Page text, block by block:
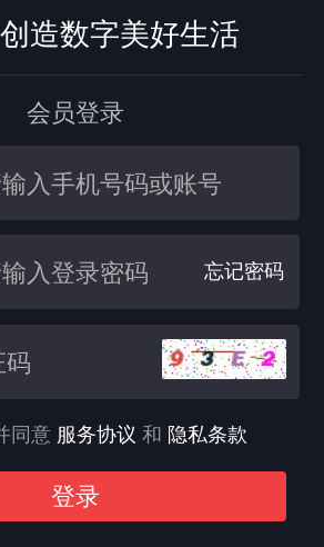
造数字美好生活
会员登录
忘记密码
同意 服务协议 和 隐私条款